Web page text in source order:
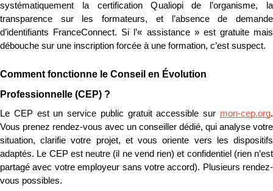
systématiquement la certification Qualiopi de l’organisme, la
transparence sur les formateurs, et l’absence de demande
d’identifiants FranceConnect. Si l’« assistance » est gratuite mais
débouche sur une inscription forcée à une formation, c’est suspect.
Comment fonctionne le Conseil en Évolution
Professionnelle (CEP) ?
Le CEP est un service public gratuit accessible sur mon-cep.org.
Vous prenez rendez-vous avec un conseiller dédié, qui analyse votre
situation, clarifie votre projet, et vous oriente vers les dispositifs
adaptés. Le CEP est neutre (il ne vend rien) et confidentiel (rien n’est
partagé avec votre employeur sans votre accord). Plusieurs rendez-
vous possibles.